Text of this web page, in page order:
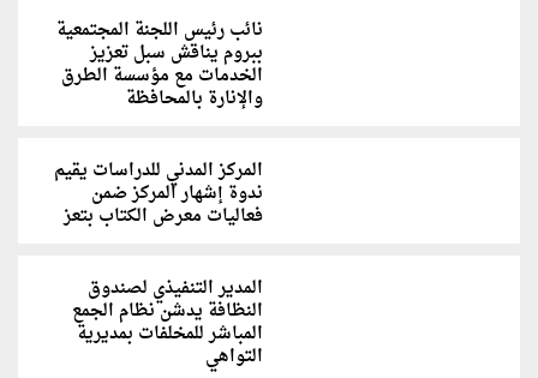
نائب رئيس اللجنة المجتمعية
ببروم يناقش سبل تعزيز
الخدمات مع مؤسسة الطرق
والإنارة بالمحافظة
المركز المدني للدراسات يقيم
ندوة إشهار المركز ضمن
فعاليات معرض الكتاب بتعز
المدير التنفيذي لصندوق
النظافة يدشن نظام الجمع
المباشر للمخلفات بمديرية
التواهي